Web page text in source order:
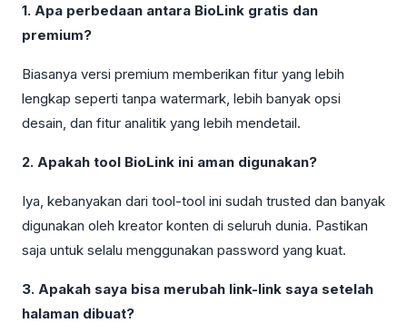
1. Apa perbedaan antara BioLink gratis dan
premium?
Biasanya versi premium memberikan fitur yang lebih
lengkap seperti tanpa watermark, lebih banyak opsi
desain, dan fitur analitik yang lebih mendetail.
2. Apakah tool BioLink ini aman digunakan?
Iya, kebanyakan dari tool-tool ini sudah trusted dan banyak
digunakan oleh kreator konten di seluruh dunia. Pastikan
saja untuk selalu menggunakan password yang kuat.
3. Apakah saya bisa merubah link-link saya setelah
halaman dibuat?